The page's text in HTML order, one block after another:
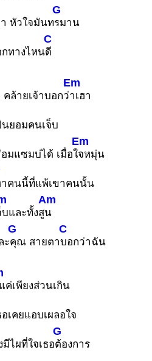
หัวใจมันท
G
รมาน
กทางไหน
C
ดี
ล้ายเจ้าบอกว่
Em
าเฮา
นยอมคนเจ็บ
มแซมบ่ได้ เมื่อใ
Em
จหมุ่น
าคนนี้ที่แพ้เขาคนนั้น
บและทั้งสู
Am
น
ะ
G
คุณ สายตา
C
บอกว่าฉัน
ค่เพียงส่วนเกิน
เคยแอบเผลอใจ
ไผที่ใจเธอ
G
ต้องการ